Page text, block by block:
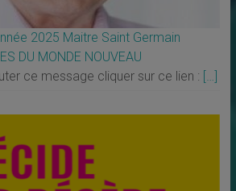
2025 Maitre Saint Germain
DU MONDE NOUVEAU
ce message cliquer sur ce lien : […]